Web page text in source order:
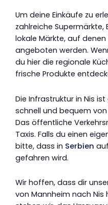
Um deine Einkäufe zu
zahlreiche Supermärkte,
lokale Märkte, auf
angeboten werden.
du hier die regionale
frische Produkte
Die Infrastruktur in Nis
schnell und bequem
Das öffentliche
Taxis. Falls du einen
bitte, dass in Serbien
gefahren wird.
Wir hoffen, dass dir
von Mannheim nach Nis